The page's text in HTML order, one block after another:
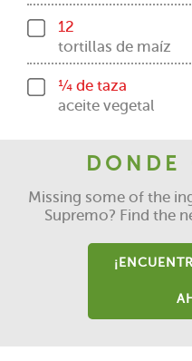
12
tortillas de maíz
¼ de taza
aceite vegetal
DONDE
Missing some of the
Supremo? Find the